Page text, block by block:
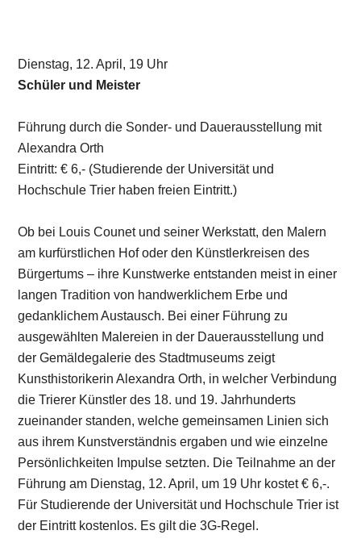
Dienstag, 12. April, 19 Uhr
Schüler und Meister
Führung durch die Sonder- und Dauerausstellung mit
Alexandra Orth
Eintritt: € 6,- (Studierende der Universität und
Hochschule Trier haben freien Eintritt.)
Ob bei Louis Counet und seiner Werkstatt, den Malern
am kurfürstlichen Hof oder den Künstlerkreisen des
Bürgertums – ihre Kunstwerke entstanden meist in einer
langen Tradition von handwerklichem Erbe und
gedanklichem Austausch. Bei einer Führung zu
ausgewählten Malereien in der Dauerausstellung und
der Gemäldegalerie des Stadtmuseums zeigt
Kunsthistorikerin Alexandra Orth, in welcher Verbindung
die Trierer Künstler des 18. und 19. Jahrhunderts
zueinander standen, welche gemeinsamen Linien sich
aus ihrem Kunstverständnis ergaben und wie einzelne
Persönlichkeiten Impulse setzten. Die Teilnahme an der
Führung am Dienstag, 12. April, um 19 Uhr kostet € 6,-.
Für Studierende der Universität und Hochschule Trier ist
der Eintritt kostenlos. Es gilt die 3G-Regel.